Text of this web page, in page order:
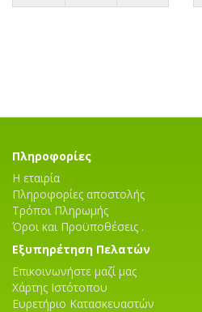
Πληροφορίες
Η εταιρία
Πληροφορίες αποστολής
Τρόποι Πληρωμής
Όροι και Προϋποθέσεις .
Εξυπηρέτηση Πελατών
Επικοινωνήστε μαζί μας
Χάρτης Ιστότοπου
Ευρετήριο Κατασκευαστών